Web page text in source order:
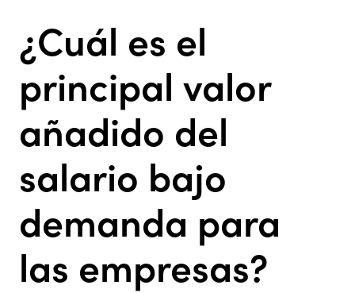
¿Cuál es el
principal valor
añadido del
salario bajo
demanda para
las empresas?